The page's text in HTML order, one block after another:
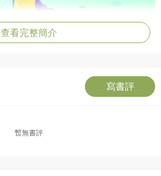
查看完整簡介
寫書評
暫無書評